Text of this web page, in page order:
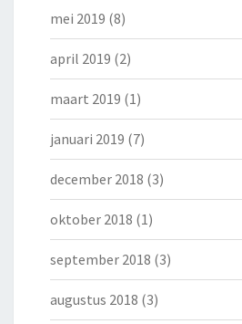
mei 2019 (8)
april 2019 (2)
maart 2019 (1)
januari 2019 (7)
december 2018 (3)
oktober 2018 (1)
september 2018 (3)
augustus 2018 (3)